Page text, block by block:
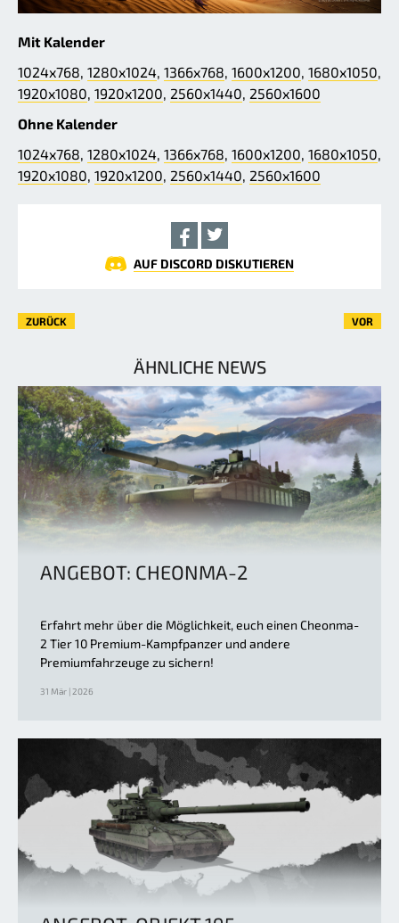
Mit Kalender
1024x768, 1280x1024, 1366x768, 1600x1200, 1680x1050,
1920x1080, 1920x1200, 2560x1440, 2560x1600
Ohne Kalender
1024x768, 1280x1024, 1366x768, 1600x1200, 1680x1050,
1920x1080, 1920x1200, 2560x1440, 2560x1600
AUF DISCORD DISKUTIEREN
ZURÜCK VOR
ÄHNLICHE NEWS
ANGEBOT: CHEONMA-2
Erfahrt mehr über die Möglichkeit, euch einen Cheonma-
2 Tier 10 Premium-Kampfpanzer und andere
Premiumfahrzeuge zu sichern!
31 Mär | 2026